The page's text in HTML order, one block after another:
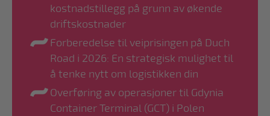
kostnadstillegg på grunn av økende
driftskostnader
Forberedelse til veiprisingen på Duch
Road i 2026: En strategisk mulighet til
å tenke nytt om logistikken din
Overføring av operasjoner til Gdynia
Container Terminal (GCT) i Polen